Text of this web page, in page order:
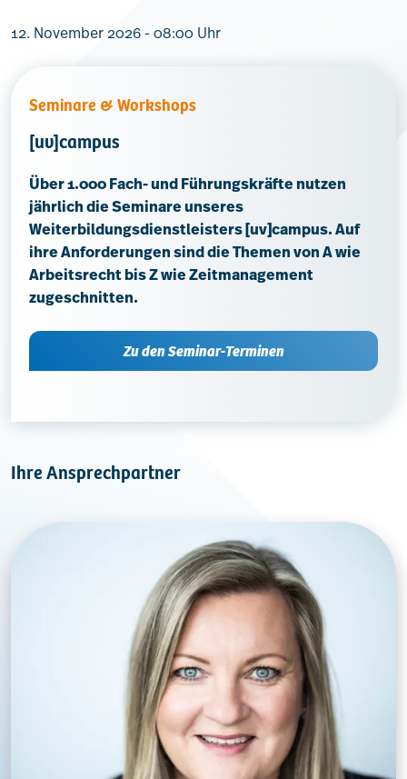
12. November 2026 - 08:00 Uhr
Seminare & Workshops
[uv]campus
Über 1.000 Fach- und Führungskräfte nutzen
jährlich die Seminare unseres
Weiterbildungsdienstleisters [uv]campus. Auf
ihre Anforderungen sind die Themen von A wie
Arbeitsrecht bis Z wie Zeitmanagement
zugeschnitten.
Zu den Seminar-Terminen
Ihre Ansprechpartner